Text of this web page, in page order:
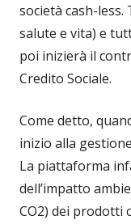
società cash-
salute e vita) e
poi inizierà il
Credito Sociale.
Come detto,
inizio alla
La piattaforma
dell’impatto
CO2) dei prodotti